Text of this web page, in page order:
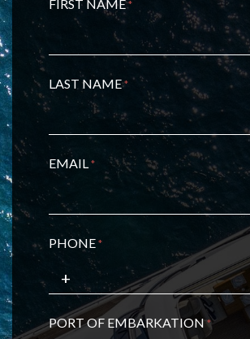
FIRST NAME*
LAST NAME*
EMAIL*
PHONE*
PORT OF EMBARKATION*